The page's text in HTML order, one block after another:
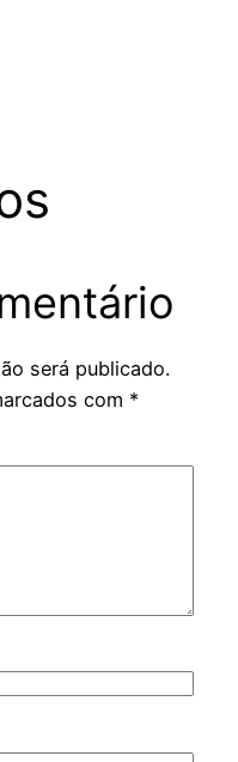
será publicado.
com *